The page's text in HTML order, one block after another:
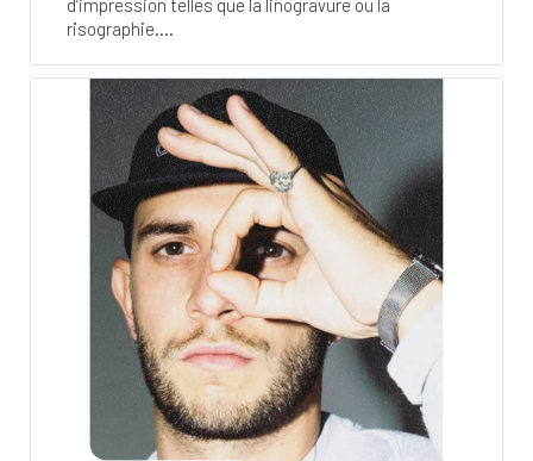
d’impression telles que la linogravure ou la
risographie....